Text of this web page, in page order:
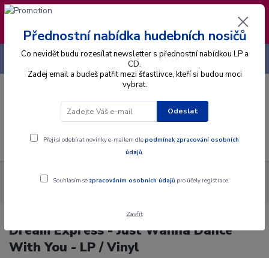
❣️ Od 4.8. do 13.8. čerpám dovolenou. Datum
expedice objednávek se posouvá na pátek
14.8.2026 🐋
Menu
CZK
+420 725 736 293
Alba Gramodesky
Dream Express - Just Wanna Dance With
Dream Express - Just Wanna Dance
With You - LP / Vinyl
Přednostní nabídka hudebních nosičů
Co nevidět budu rozesílat newsletter s přednostní nabídkou LP a
CD.
Zadej email a budeš patřit mezi šťastlivce, kteří si budou moci
vybrat.
Odeslat
Přeji si odebírat novinky e-mailem dlepodmínek zpracování osobních
údajů.
Souhlasím se zpracováním osobních údajů pro účely registrace.
Zavřít